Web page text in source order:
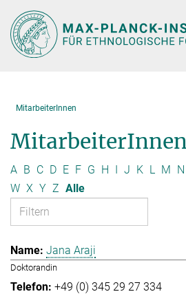
Hauptinhalt
MitarbeiterInnen
MitarbeiterInnen
A B C D E F G H I J K L M N
W X Y Z Alle
Jana Araji
Doktorandin
+49 (0) 345 29 27 334